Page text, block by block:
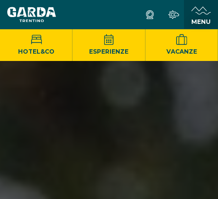
MENU
HOTEL&CO ESPERIENZE VACANZE